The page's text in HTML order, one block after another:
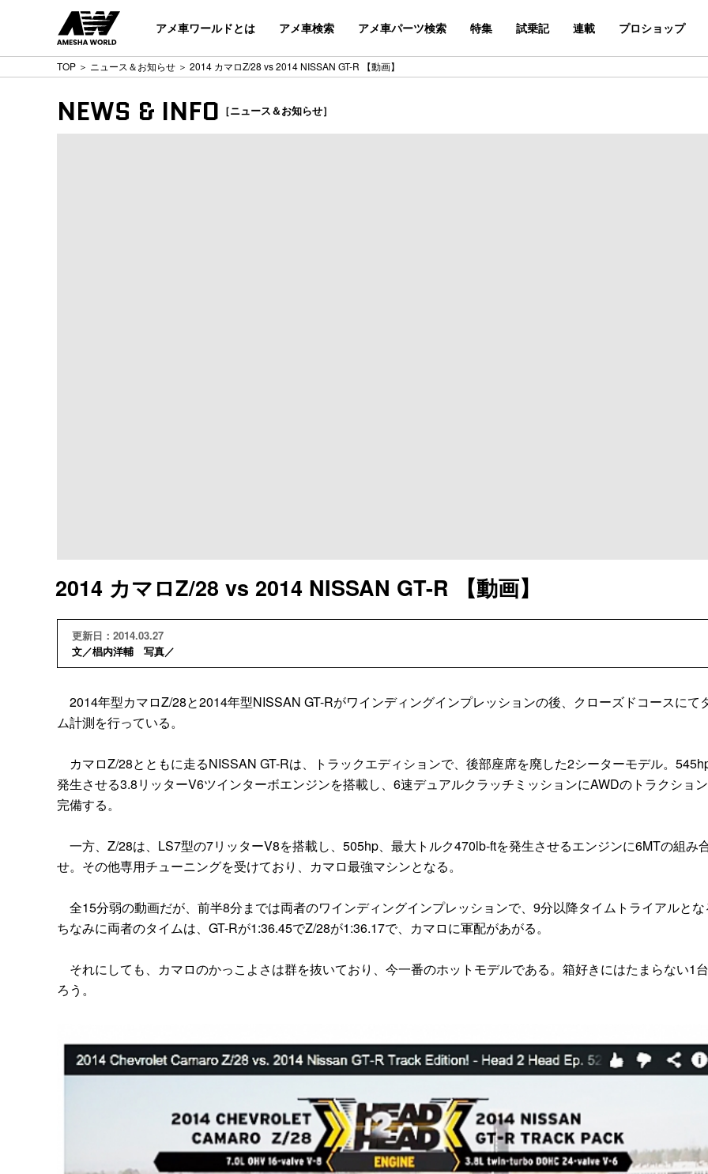
アメ車ワールドとは アメ車検索 アメ車パーツ検索 特集 試乗記 連載 プロショップ
TOP ＞ ニュース＆お知らせ ＞ 2014 カマロZ/28 vs 2014 NISSAN GT-R 【動画】
NEWS & INFO ［ニュース＆お知らせ］
2014 カマロZ/28 vs 2014 NISSAN GT-R 【動画】
更新日：2014.03.27
文／椙内洋輔 写真／
2014年型カマロZ/28と2014年型NISSAN GT-Rがワインディングインプレッションの後、クローズドコースにて
ム計測を行っている。
カマロZ/28とともに走るNISSAN GT-Rは、トラックエディションで、後部座席を廃した2シーターモデル。
発生させる3.8リッターV6ツインターボエンジンを搭載し、6速デュアルクラッチミッションにAWDのトラクショ
完備する。
一方、Z/28は、LS7型の7リッターV8を搭載し、505hp、最大トルク470lb-ftを発生させるエンジンに6MTの組み
せ。その他専用チューニングを受けており、カマロ最強マシンとなる。
全15分弱の動画だが、前半8分までは両者のワインディングインプレッションで、9分以降タイムトライアルと
ちなみに両者のタイムは、GT-Rが1:36.45でZ/28が1:36.17で、カマロに軍配があがる。
それにしても、カマロのかっこよさは群を抜いており、今一番のホットモデルである。箱好きにはたまらない1
ろう。